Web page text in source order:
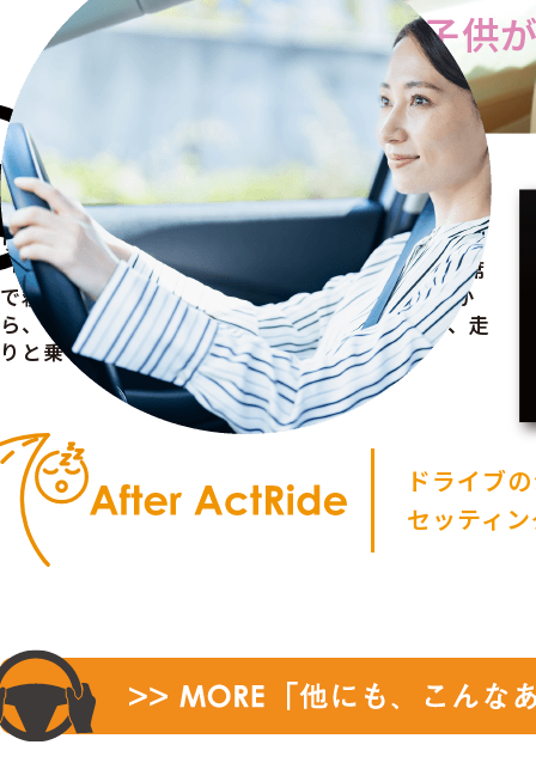
「後部座席で子供
小さな子供を同乗させてのドライブでは、行きと帰
りで設定を変更することも有効です。行きは
「Normal」で走行し、遊び疲れた子供が後部座席
で寝そうな帰り道は、「Comfort」に変更してか
ら、ゆったりと走行する。まさにワンタッチで、走
りと乗り心地を切り替えることができます。
ドライブ
セッティ